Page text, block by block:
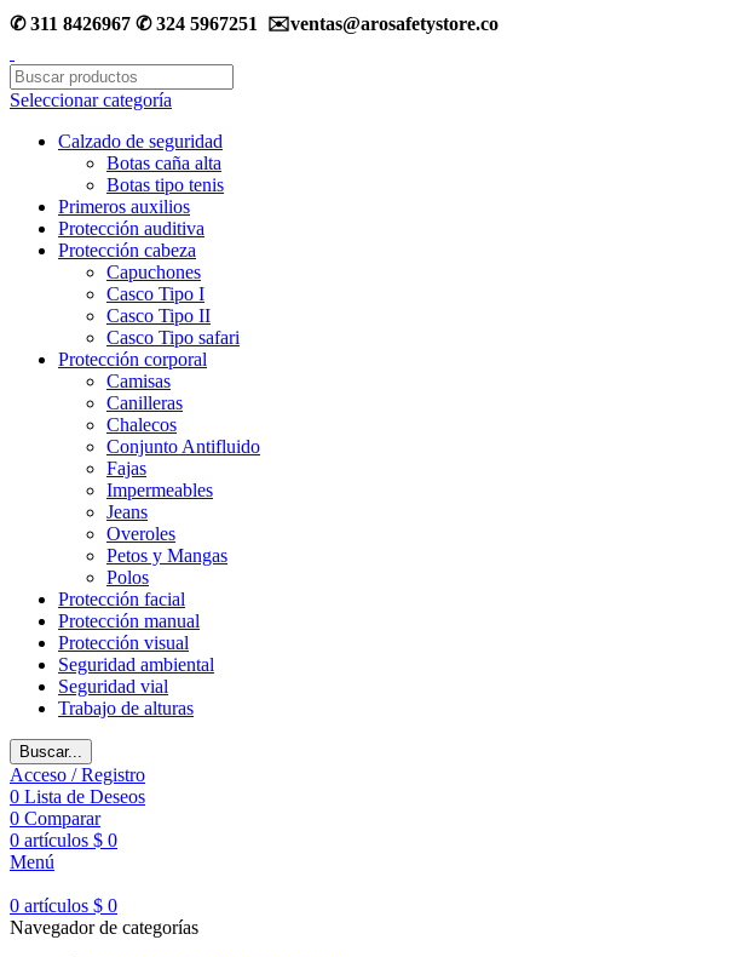
✆ 311 8426967 ✆ 324 5967251 ✉️ventas@arosafetystore.co
Seleccionar categoría
Calzado de seguridad
Botas caña alta
Botas tipo tenis
Primeros auxilios
Protección auditiva
Protección cabeza
Capuchones
Casco Tipo I
Casco Tipo II
Casco Tipo safari
Protección corporal
Camisas
Canilleras
Chalecos
Conjunto Antifluido
Fajas
Impermeables
Jeans
Overoles
Petos y Mangas
Polos
Protección facial
Protección manual
Protección visual
Seguridad ambiental
Seguridad vial
Trabajo de alturas
Buscar...
Acceso / Registro
0 Lista de Deseos
0 Comparar
0 artículos $ 0
Menú
0 artículos $ 0
Navegador de categorías